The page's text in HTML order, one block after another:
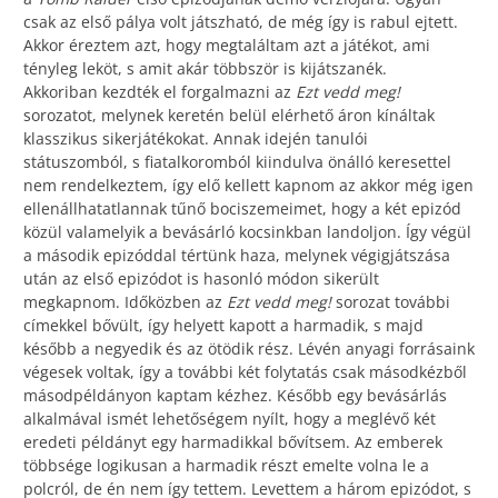
csak az első pálya volt játszható, de még így is rabul ejtett.
Akkor éreztem azt, hogy megtaláltam azt a játékot, ami
tényleg leköt, s amit akár többször is kijátszanék.
Akkoriban kezdték el forgalmazni az Ezt vedd meg!
sorozatot, melynek keretén belül elérhető áron kínáltak
klasszikus sikerjátékokat. Annak idején tanulói
státuszomból, s fiatalkoromból kiindulva önálló keresettel
nem rendelkeztem, így elő kellett kapnom az akkor még igen
ellenállhatatlannak tűnő bociszemeimet, hogy a két epizód
közül valamelyik a bevásárló kocsinkban landoljon. Így végül
a második epizóddal tértünk haza, melynek végigjátszása
után az első epizódot is hasonló módon sikerült
megkapnom. Időközben az Ezt vedd meg!sorozat további
címekkel bővült, így helyett kapott a harmadik, s majd
később a negyedik és az ötödik rész. Lévén anyagi forrásaink
végesek voltak, így a további két folytatás csak másodkézből
másodpéldányon kaptam kézhez. Később egy bevásárlás
alkalmával ismét lehetőségem nyílt, hogy a meglévő két
eredeti példányt egy harmadikkal bővítsem. Az emberek
többsége logikusan a harmadik részt emelte volna le a
polcról, de én nem így tettem. Levettem a három epizódot, s